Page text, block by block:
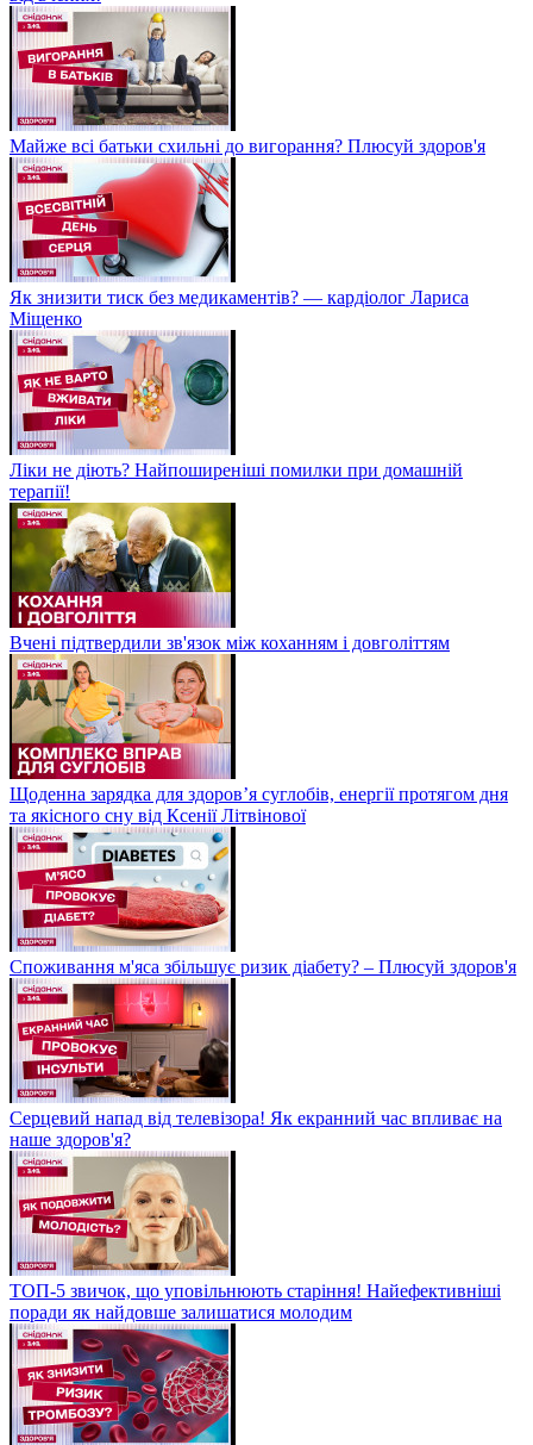
Майже всі батьки схильні до вигорання? Плюсуй здоров'я
Як знизити тиск без медикаментів? — кардіолог Лариса
Міщенко
Ліки не діють? Найпоширеніші помилки при домашній
терапії!
Вчені підтвердили зв'язок між коханням і довголіттям
Щоденна зарядка для здоров’я суглобів, енергії протягом дня
та якісного сну від Ксенії Літвінової
Споживання м'яса збільшує ризик діабету? – Плюсуй здоров'я
Серцевий напад від телевізора! Як екранний час впливає на
наше здоров'я?
ТОП-5 звичок, що уповільнюють старіння! Найефективніші
поради як найдовше залишатися молодим